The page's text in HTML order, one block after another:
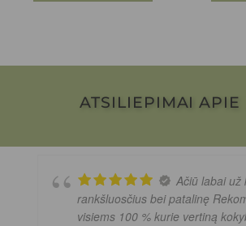
ATSILIEPIMAI APIE
Ačiū labai už
rankšluosčius bei patalinę
visiems 100 % kurie vertiną